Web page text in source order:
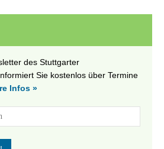
des Stuttgarter
Sie kostenlos über Termine
Infos »